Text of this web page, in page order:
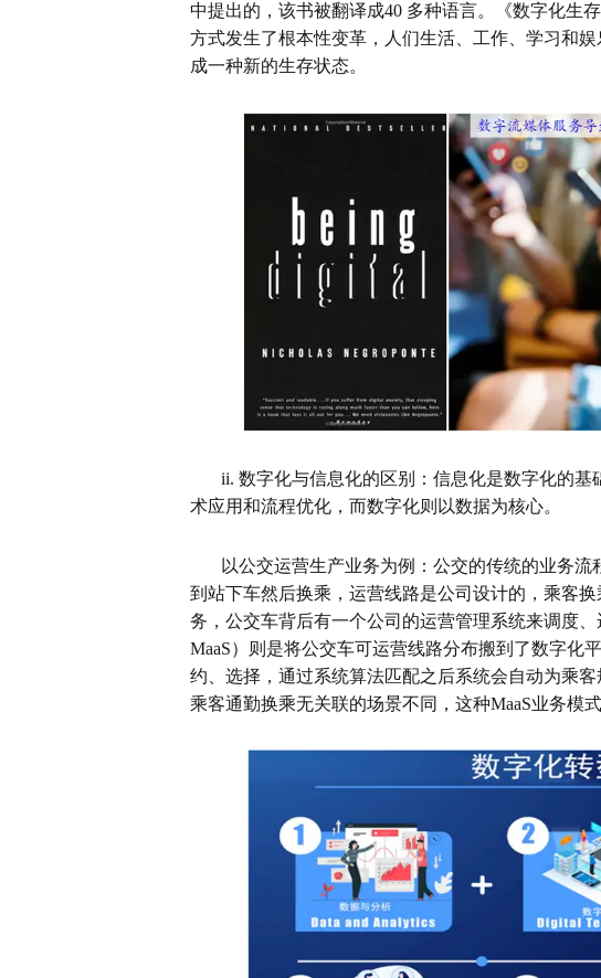
中提出的，该书被翻译成40 多种语言。《数字化生
方式发生了根本性变革，人们生活、工作、学习和
成一种新的生存状态。
ii. 数字化与信息化的区别： 信息化是数字化的基
术应用和流程优化，而数字化则以数据为核心。
以公交运营生产业务为例： 公交的传统的业务流
到站下车然后换乘，运营线路是公司设计的，乘客
务，公交车背后有一个公司的运营管理系统来调度
MaaS）则是将公交车可运营线路分布搬到了数字化
约、选择，通过系统算法匹配之后系统会自动为乘
乘客通勤换乘无关联的场景不同，这种MaaS业务模